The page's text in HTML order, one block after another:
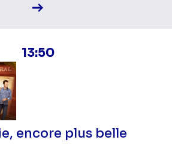
Voir la fiche diffusion
13:50
encore plus belle